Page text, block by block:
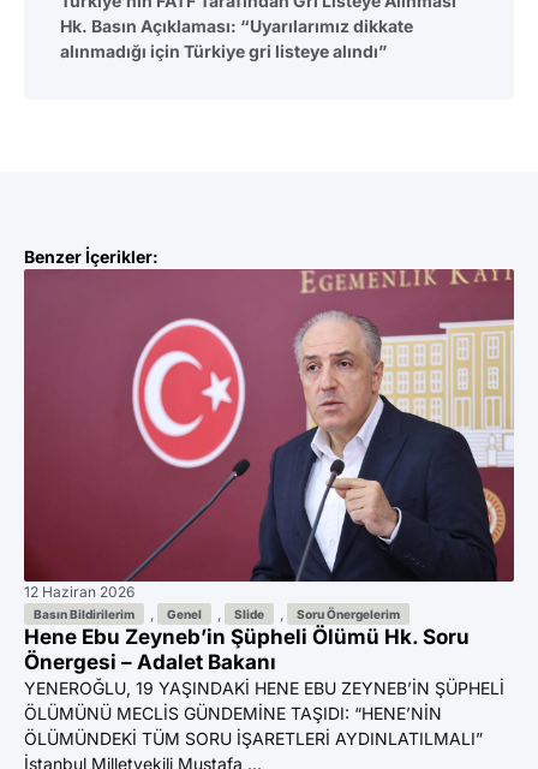
Hk. Basın Açıklaması: “Uyarılarımız dikkate
alınmadığı için Türkiye gri listeye alındı”
Benzer İçerikler:
12 Haziran 2026
Basın Bildirilerim , Genel , Slide , Soru Önergelerim
Hene Ebu Zeyneb’in Şüpheli Ölümü Hk. Soru
Önergesi – Adalet Bakanı
YENEROĞLU, 19 YAŞINDAKİ HENE EBU ZEYNEB’İN ŞÜPHELİ
ÖLÜMÜNÜ MECLİS GÜNDEMİNE TAŞIDI: “HENE’NİN
ÖLÜMÜNDEKİ TÜM SORU İŞARETLERİ AYDINLATILMALI”
İstanbul Milletvekili Mustafa ...